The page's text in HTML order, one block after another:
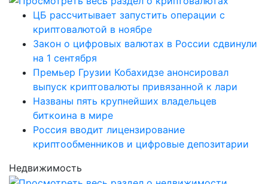
ЦБ рассчитывает запустить операции с
криптовалютой в ноябре
Закон о цифровых валютах в России сдвинули
на 1 сентября
Премьер Грузии Кобахидзе анонсировал
выпуск криптовалюты привязанной к лари
Названы пять крупнейших владельцев
биткоина в мире
Россия вводит лицензирование
криптообменников и цифровые депозитарии
Недвижимость